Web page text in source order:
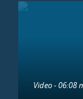
Video - 06:08